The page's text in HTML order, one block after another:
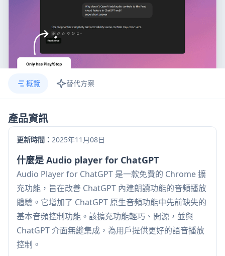
概覽 替代方案
產品資訊
更新時間： 2025年11月08日
什麼是 Audio player for ChatGPT
Audio Player for ChatGPT 是一款免費的 Chrome 擴
充功能，旨在改善 ChatGPT 內建朗讀功能的音頻播放
體驗。它增加了 ChatGPT 原生音頻功能中先前缺失的
基本音頻控制功能。該擴充功能輕巧、開源，並與
ChatGPT 介面無縫集成，為用戶提供更好的語音播放
控制。